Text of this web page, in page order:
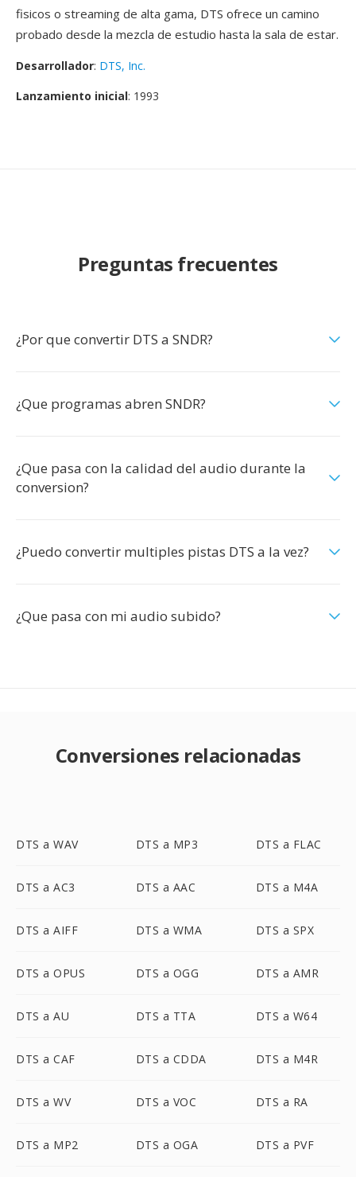
fisicos o streaming de alta gama, DTS ofrece un camino
probado desde la mezcla de estudio hasta la sala de estar.
Desarrollador: DTS, Inc.
Lanzamiento inicial: 1993
Preguntas frecuentes
¿Por que convertir DTS a SNDR?
¿Que programas abren SNDR?
¿Que pasa con la calidad del audio durante la
conversion?
¿Puedo convertir multiples pistas DTS a la vez?
¿Que pasa con mi audio subido?
Conversiones relacionadas
DTS a WAV DTS a MP3 DTS a FLAC
DTS a AC3 DTS a AAC DTS a M4A
DTS a AIFF DTS a WMA DTS a SPX
DTS a OPUS DTS a OGG DTS a AMR
DTS a AU DTS a TTA DTS a W64
DTS a CAF DTS a CDDA DTS a M4R
DTS a WV DTS a VOC DTS a RA
DTS a MP2 DTS a OGA DTS a PVF